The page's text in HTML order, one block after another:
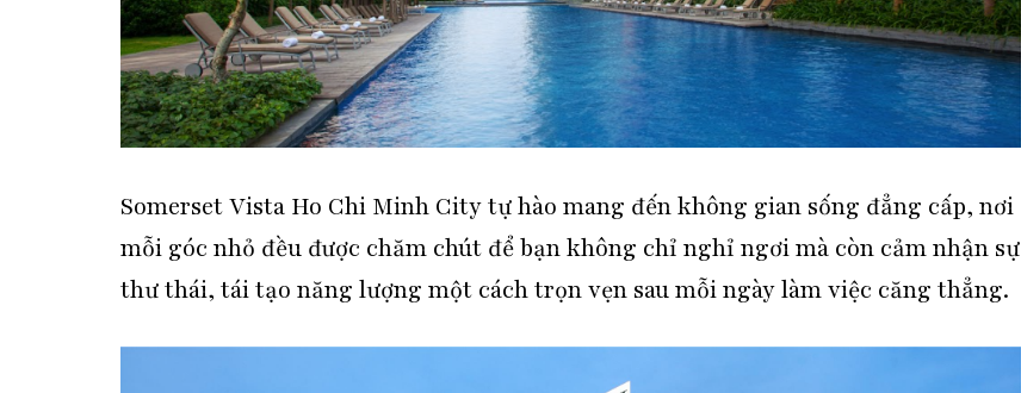
Somerset Vista Ho Chi Minh City tự hào mang đến không gian sống đẳng cấp, nơi
mỗi góc nhỏ đều được chăm chút để bạn không chỉ nghỉ ngơi mà còn cảm nhận sự
thư thái, tái tạo năng lượng một cách trọn vẹn sau mỗi ngày làm việc căng thẳng.